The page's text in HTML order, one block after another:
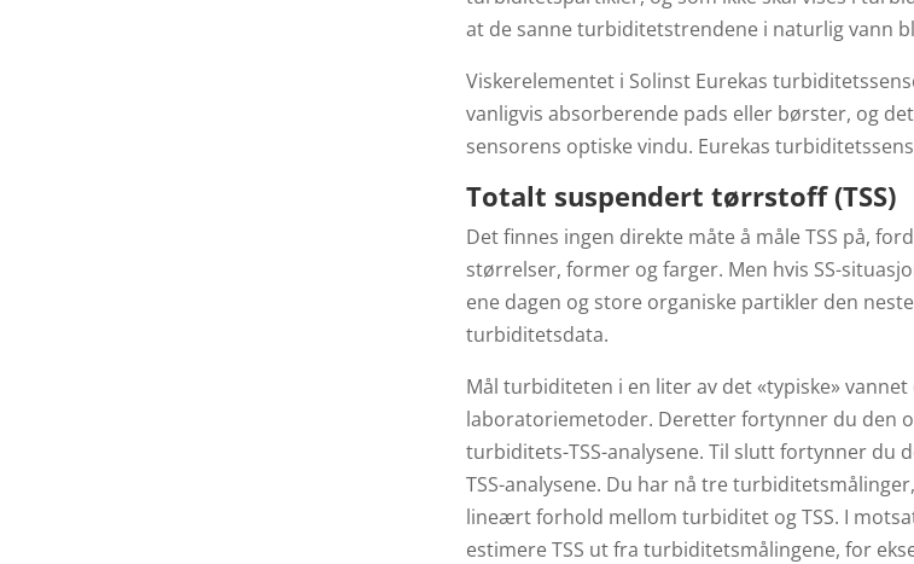
at de sanne turbiditetstrendene i naturlig vann
Viskerelementet i Solinst Eurekas
vanligvis absorberende pads eller børster, og
sensorens optiske vindu. Eurekas
Totalt suspendert tørrstoff (TSS)
Det finnes ingen direkte måte å måle TSS på,
størrelser, former og farger. Men hvis SS-
ene dagen og store organiske partikler den
turbiditetsdata.
Mål turbiditeten i en liter av det «typiske»
laboratoriemetoder. Deretter fortynner du den
turbiditets-TSS-analysene. Til slutt fortynner du
TSS-analysene. Du har nå tre
lineært forhold mellom turbiditet og TSS. I
estimere TSS ut fra turbiditetsmålingene, for